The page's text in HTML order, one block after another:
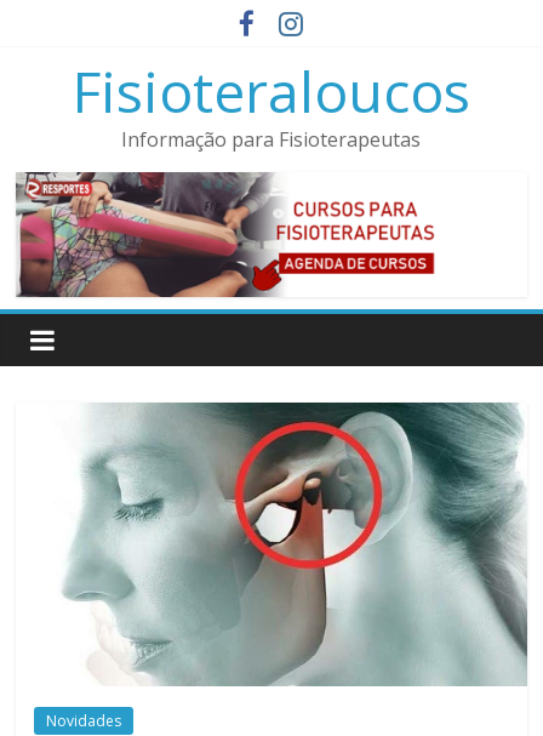
conteúdoFisioteraloucos
Informação para Fisioterapeutas
Novidades